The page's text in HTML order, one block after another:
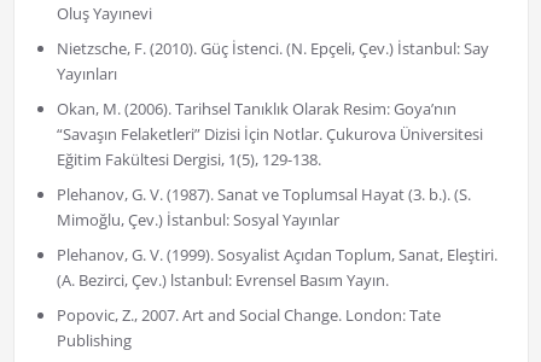
Oluş Yayınevi
Nietzsche, F. (2010). Güç İstenci. (N. Epçeli, Çev.) İstanbul: Say
Yayınları
Okan, M. (2006). Tarihsel Tanıklık Olarak Resim: Goya’nın
“Savaşın Felaketleri” Dizisi İçin Notlar. Çukurova Üniversitesi
Eğitim Fakültesi Dergisi, 1(5), 129-138.
Plehanov, G. V. (1987). Sanat ve Toplumsal Hayat (3. b.). (S.
Mimoğlu, Çev.) İstanbul: Sosyal Yayınlar
Plehanov, G. V. (1999). Sosyalist Açıdan Toplum, Sanat, Eleştiri.
(A. Bezirci, Çev.) lstanbul: Evrensel Basım Yayın.
Popovic, Z., 2007. Art and Social Change. London: Tate
Publishing